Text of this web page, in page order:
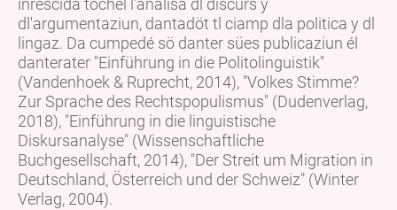
inrescida tochel l'analisa dl discurs y
dl'argumentaziun, dantadöt tl ciamp dla politica y dl
lingaz. Da cumpedé sö danter sües publicaziun él
danterater "Einführung in die Politolinguistik"
(Vandenhoek & Ruprecht, 2014), "Volkes Stimme?
Zur Sprache des Rechtspopulismus" (Dudenverlag,
2018), "Einführung in die linguistische
Diskursanalyse" (Wissenschaftliche
Buchgesellschaft, 2014), "Der Streit um Migration in
Deutschland, Österreich und der Schweiz" (Winter
Verlag, 2004).